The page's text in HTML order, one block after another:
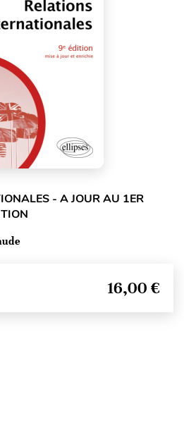
- A JOUR AU 1ER
16,00 €